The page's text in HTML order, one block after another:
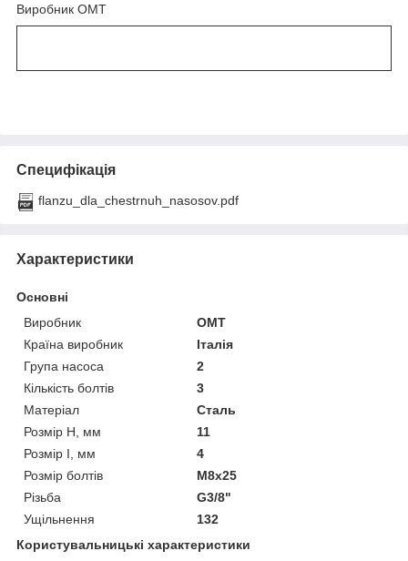
Виробник OMT
Специфікація
flanzu_dla_chestrnuh_nasosov.pdf
Характеристики
Основні
Виробник
OMT
Країна виробник
Італія
Група насоса
2
Кількість болтів
3
Матеріал
Сталь
Розмір H, мм
11
Розмір I, мм
4
Розмір болтів
M8x25
Різьба
G3/8"
Ущільнення
132
Користувальницькі характеристики